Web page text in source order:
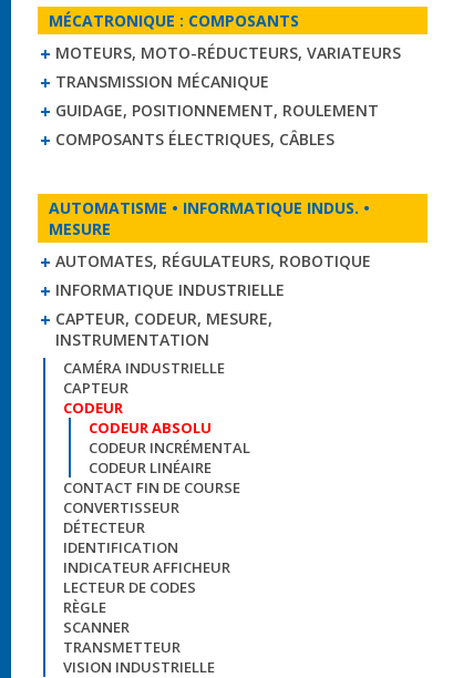
MÉCATRONIQUE : COMPOSANTS
MOTEURS, MOTO-RÉDUCTEURS, VARIATEURS
TRANSMISSION MÉCANIQUE
GUIDAGE, POSITIONNEMENT, ROULEMENT
COMPOSANTS ÉLECTRIQUES, CÂBLES
AUTOMATISME • INFORMATIQUE INDUS. •
MESURE
AUTOMATES, RÉGULATEURS, ROBOTIQUE
INFORMATIQUE INDUSTRIELLE
CAPTEUR, CODEUR, MESURE,
INSTRUMENTATION
CAMÉRA INDUSTRIELLE
CAPTEUR
CODEUR
CODEUR ABSOLU
CODEUR INCRÉMENTAL
CODEUR LINÉAIRE
CONTACT FIN DE COURSE
CONVERTISSEUR
DÉTECTEUR
IDENTIFICATION
INDICATEUR AFFICHEUR
LECTEUR DE CODES
RÈGLE
SCANNER
TRANSMETTEUR
VISION INDUSTRIELLE